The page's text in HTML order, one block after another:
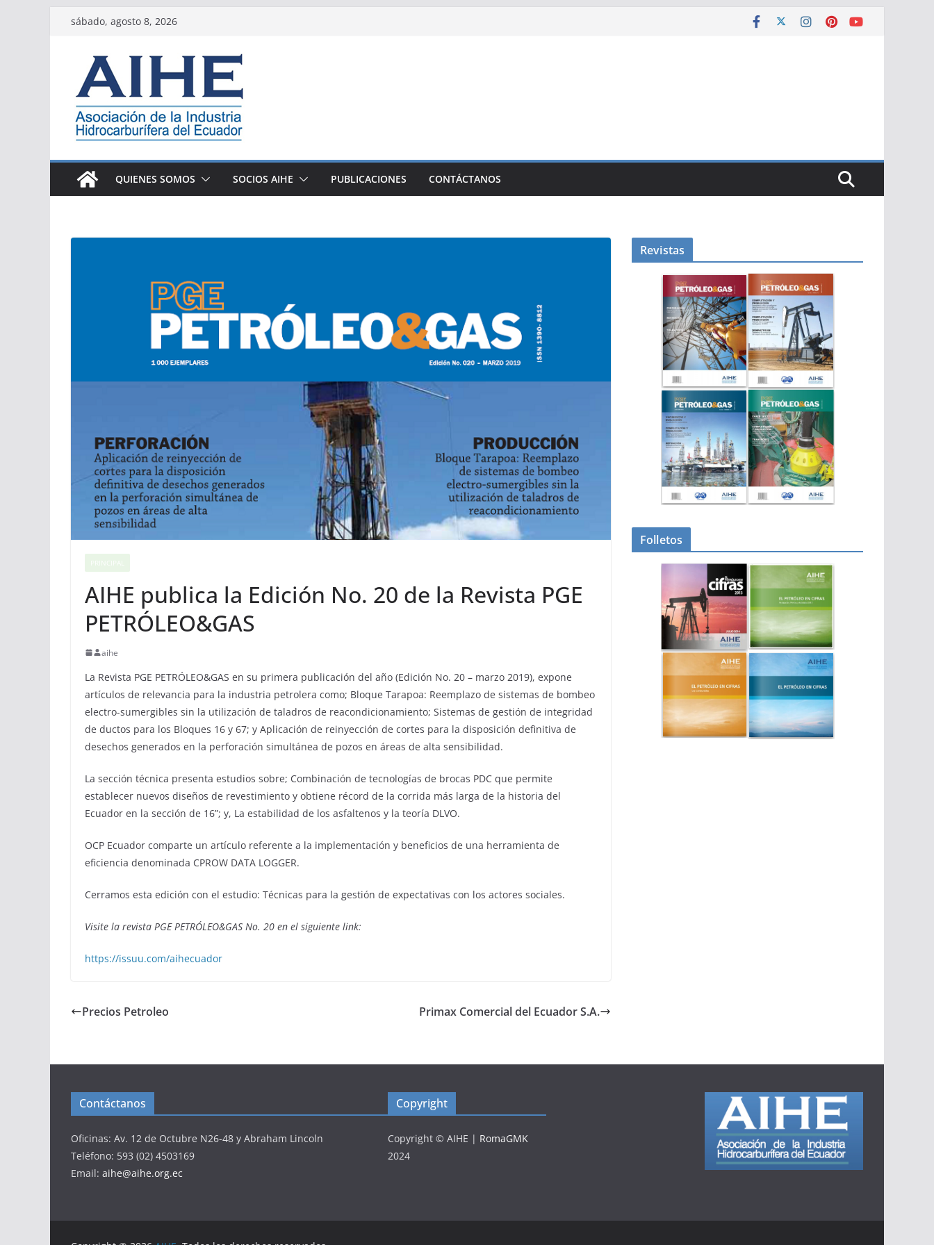
Saltar
contenido
sábado, agosto 8, 2026
QUIENES SOMOS SOCIOS AIHE PUBLICACIONES CONTÁCTANOS
PRINCIPAL
AIHE publica la Edición No. 20 de la Revista PGE
PETRÓLEO&GAS
aihe
La Revista PGE PETRÓLEO&GAS en su primera publicación del año (Edición No. 20 – marzo 2019), expone
artículos de relevancia para la industria petrolera como; Bloque Tarapoa: Reemplazo de sistemas de bombeo
electro-sumergibles sin la utilización de taladros de reacondicionamiento; Sistemas de gestión de integridad
de ductos para los Bloques 16 y 67; y Aplicación de reinyección de cortes para la disposición definitiva de
desechos generados en la perforación simultánea de pozos en áreas de alta sensibilidad.
La sección técnica presenta estudios sobre; Combinación de tecnologías de brocas PDC que permite
establecer nuevos diseños de revestimiento y obtiene récord de la corrida más larga de la historia del
Ecuador en la sección de 16”; y, La estabilidad de los asfaltenos y la teoría DLVO.
OCP Ecuador comparte un artículo referente a la implementación y beneficios de una herramienta de
eficiencia denominada CPROW DATA LOGGER.
Cerramos esta edición con el estudio: Técnicas para la gestión de expectativas con los actores sociales.
Visite la revista PGE PETRÓLEO&GAS No. 20 en el siguiente link:
https://issuu.com/aihecuador
Precios Petroleo Primax Comercial del Ecuador S.A.
Revistas
Folletos
Contáctanos
Oficinas: Av. 12 de Octubre N26-48 y Abraham Lincoln
Teléfono: 593 (02) 4503169
Email: aihe@aihe.org.ec
Copyright
Copyright © AIHE | RomaGMK
2024